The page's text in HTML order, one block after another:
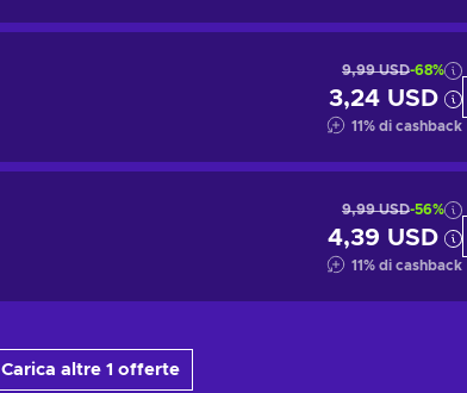
9,99 USD-68%
3,24 USD
11% di cashback
9,99 USD-56%
4,39 USD
11% di cashback
Carica altre 1 offerte